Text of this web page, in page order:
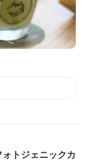
ォトジェニックカ